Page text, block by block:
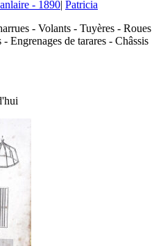
- 1890| Patricia
- Volants - Tuyères - Roues
Engrenages de tarares - Châssis